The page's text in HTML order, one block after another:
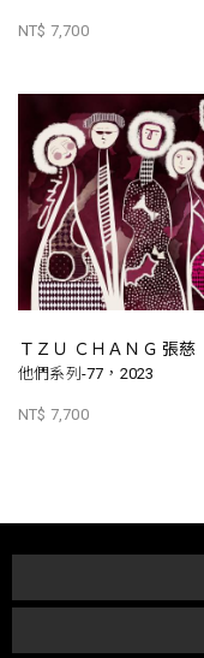
NT$ 7,700
ＴＺＵ ＣＨＡＮＧ 張慈
他們系列-77，2023
NT$ 7,700